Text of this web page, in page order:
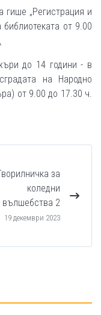
гише „Регистрация и
от 9.00
до 14 години - в
на Народно
от 9.00 до 17.30 ч.
за
коледни
вълшебства 2
19 декември 2023